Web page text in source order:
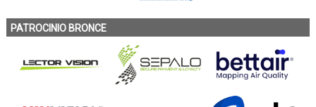
PATROCINIO BRONCE